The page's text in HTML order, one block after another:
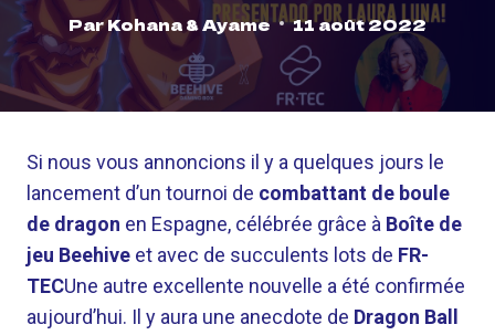
ParKohana & Ayame 11 août 2022
Si nous vous annoncions il y a quelques jours le
lancement d’un tournoi de combattant de boule
de dragon en Espagne, célébrée grâce à Boîte de
jeu Beehive et avec de succulents lots de FR-
TECUne autre excellente nouvelle a été confirmée
aujourd’hui. Il y aura une anecdote de Dragon Ball